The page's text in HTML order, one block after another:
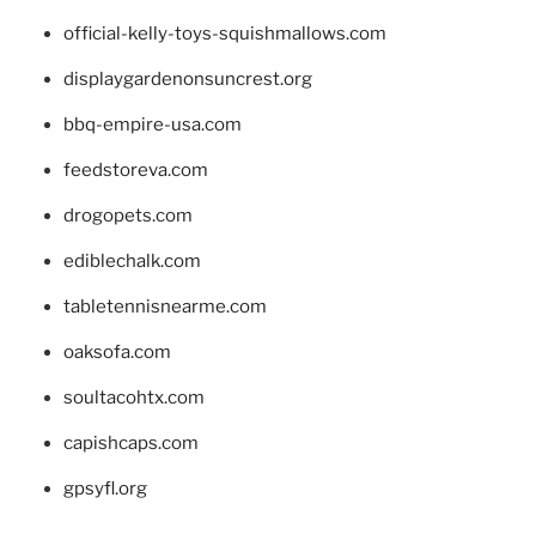
official-kelly-toys-squishmallows.com
displaygardenonsuncrest.org
bbq-empire-usa.com
feedstoreva.com
drogopets.com
ediblechalk.com
tabletennisnearme.com
oaksofa.com
soultacohtx.com
capishcaps.com
gpsyfl.org